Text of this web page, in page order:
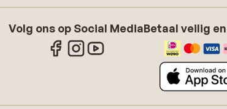
Volg ons op Social MediaBetaal veilig